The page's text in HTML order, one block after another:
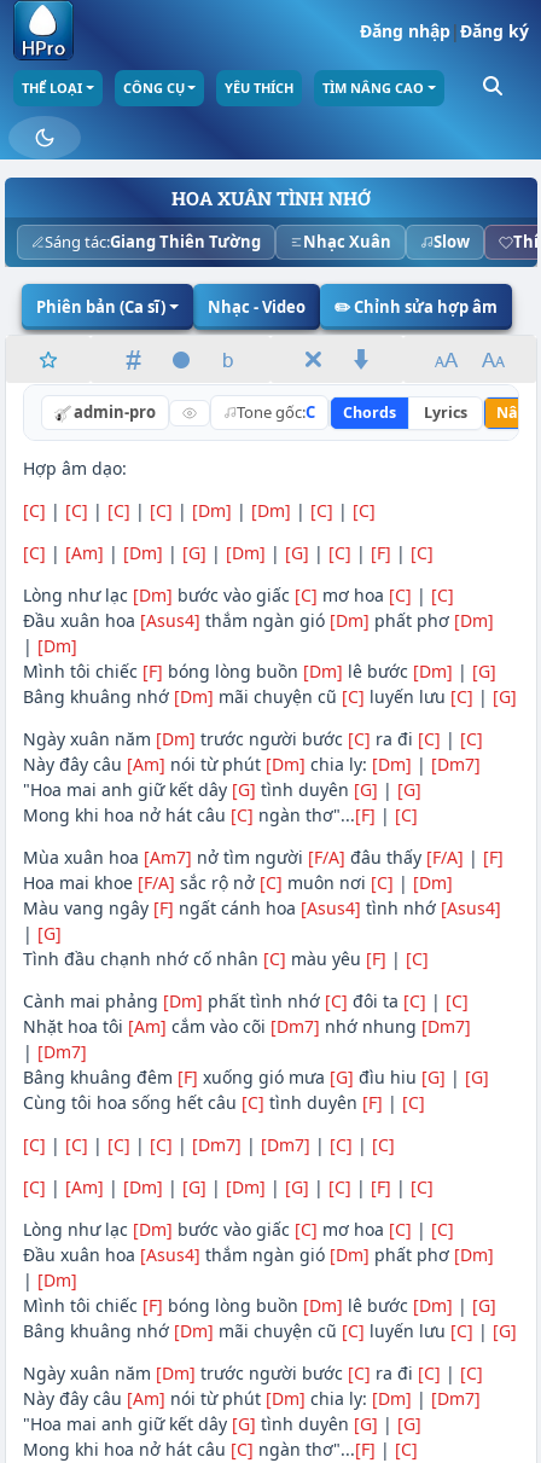
Đăng nhập|Đăng ký
THỂ LOẠI CÔNG CỤ YÊU THÍCH TÌM NÂNG CAO
HOA XUÂN TÌNH NHỚ
Sáng tác:Giang Thiên Tường Nhạc Xuân Slow
Phiên bản (Ca sĩ) Nhạc - Video ✏️ Chỉnh sửa hợp âm
admin-pro Tone gốc:C Chords Lyrics Nâng
Hợp âm dạo:
[C] | [C] | [C] | [C] | [Dm] | [Dm] | [C] | [C]
[C] | [Am] | [Dm] | [G] | [Dm] | [G] | [C] | [F] | [C]
Lòng như lạc [Dm] bước vào giấc [C] mơ hoa [C] | [C]
Đầu xuân hoa [Asus4] thắm ngàn gió [Dm] phất phơ [Dm]
| [Dm]
Mình tôi chiếc [F] bóng lòng buồn [Dm] lê bước [Dm] | [G]
Bâng khuâng nhớ [Dm] mãi chuyện cũ [C] luyến lưu [C] | [G]
Ngày xuân năm [Dm] trước người bước [C] ra đi [C] | [C]
Này đây câu [Am] nói từ phút [Dm] chia ly: [Dm] | [Dm7]
"Hoa mai anh giữ kết dây [G] tình duyên [G] | [G]
Mong khi hoa nở hát câu [C] ngàn thơ"...[F] | [C]
Mùa xuân hoa [Am7] nở tìm người [F/A] đâu thấy [F/A] | [F]
Hoa mai khoe [F/A] sắc rộ nở [C] muôn nơi [C] | [Dm]
Màu vang ngây [F] ngất cánh hoa [Asus4] tình nhớ [Asus4]
| [G]
Tình đầu chạnh nhớ cố nhân [C] màu yêu [F] | [C]
Cành mai phảng [Dm] phất tình nhớ [C] đôi ta [C] | [C]
Nhặt hoa tôi [Am] cắm vào cõi [Dm7] nhớ nhung [Dm7]
| [Dm7]
Bâng khuâng đêm [F] xuống gió mưa [G] đìu hiu [G] | [G]
Cùng tôi hoa sống hết câu [C] tình duyên [F] | [C]
[C] | [C] | [C] | [C] | [Dm7] | [Dm7] | [C] | [C]
[C] | [Am] | [Dm] | [G] | [Dm] | [G] | [C] | [F] | [C]
Lòng như lạc [Dm] bước vào giấc [C] mơ hoa [C] | [C]
Đầu xuân hoa [Asus4] thắm ngàn gió [Dm] phất phơ [Dm]
| [Dm]
Mình tôi chiếc [F] bóng lòng buồn [Dm] lê bước [Dm] | [G]
Bâng khuâng nhớ [Dm] mãi chuyện cũ [C] luyến lưu [C] | [G]
Ngày xuân năm [Dm] trước người bước [C] ra đi [C] | [C]
Này đây câu [Am] nói từ phút [Dm] chia ly: [Dm] | [Dm7]
"Hoa mai anh giữ kết dây [G] tình duyên [G] | [G]
Mong khi hoa nở hát câu [C] ngàn thơ"...[F] | [C]